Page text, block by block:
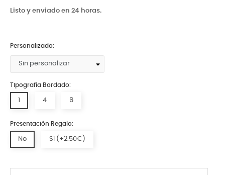
Listo y enviado en 24 horas.
Personalizado:
Tipografía Bordado:
1 4 6
Presentación Regalo:
No Si (+2.50€)